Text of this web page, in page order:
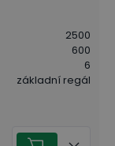
2500
600
6
základní regál